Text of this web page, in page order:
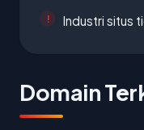
Industri situs
Domain